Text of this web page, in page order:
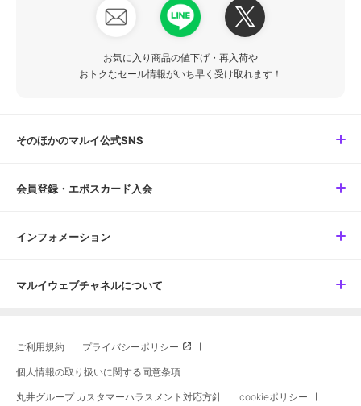
お気に入り商品の値下げ・再入荷や
おトクなセール情報がいち早く受け取れます！
そのほかのマルイ公式SNS
会員登録・エポスカード入会
インフォメーション
マルイウェブチャネルについて
ご利用規約 プライバシーポリシー
個人情報の取り扱いに関する同意条項
丸井グループ カスタマーハラスメント対応方針 cookieポリシー